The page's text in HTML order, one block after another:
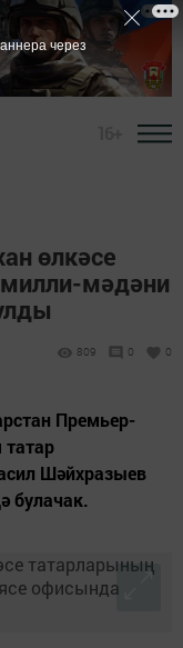
өлкәсе
мәдәни
809 0 0
Премьер-
Шәйхразыев
булачак.
через